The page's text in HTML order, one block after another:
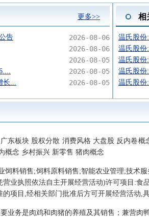
更多>>
2026-08-06
告
2026-08-06
2026-08-05
2026-08-05
2026-08-05
长...
相
温氏股份
温氏股份
温氏股份
温氏股份
温氏股份
东板块 股权分散 消费风格 大盘股 反内卷
概念 乡村振兴 新零售 猪肉概念
饲料销售;饲料原料销售;智能农业管理;技术
业执照依法自主开展经营活动)许可项目:
项目,经相关部门批准后方可开展经营活动,
业务是肉鸡和肉猪的养殖及其销售；兼营肉